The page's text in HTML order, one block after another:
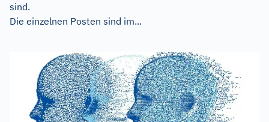
sind.
Die einzelnen Posten sind im...